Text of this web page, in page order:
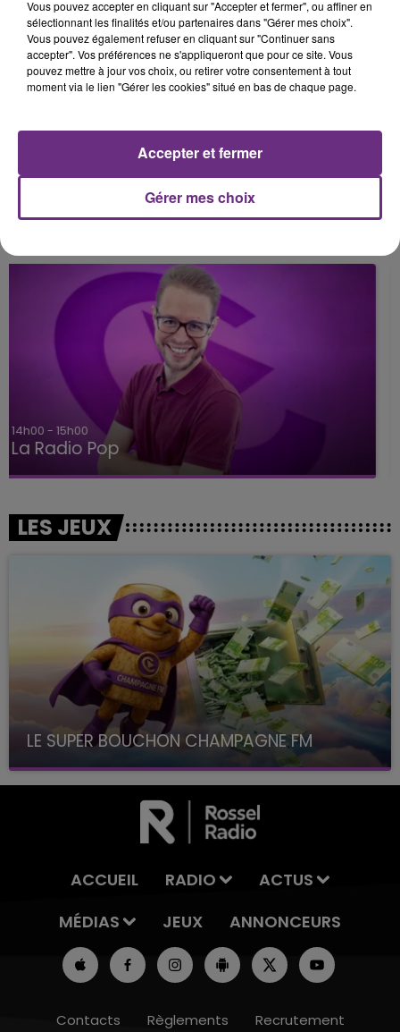
MYLES SMITH & NIALL HORAN
Drive Safe
KYO FEAT. SITA
Le Chemin
15h00 - 19h00
Le Club Champagne FM
LES JEUX
LE SUPER BOUCHON CHAMPAGNE FM
avec La Famille Champagne FM, à 8H10
ACCUEIL RADIO
ACTUS
MÉDIAS
JEUX ANNONCEURS
Contacts Règlements Recrutement
Vous pouvez accepter en cliquant sur "Accepter et fermer", ou affiner en
sélectionnant les finalités et/ou partenaires dans "Gérer mes choix".
Vous pouvez également refuser en cliquant sur "Continuer sans
accepter". Vos préférences ne s'appliqueront que pour ce site. Vous
pouvez mettre à jour vos choix, ou retirer votre consentement à tout
moment via le lien "Gérer les cookies" situé en bas de chaque page.
Gérer mes choix
Accepter et fermer